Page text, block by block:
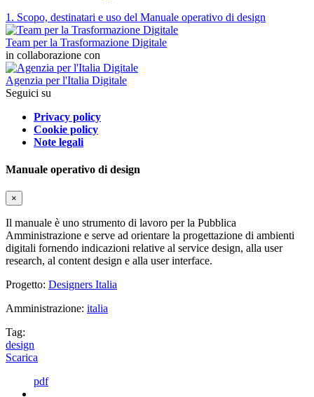
1. Scopo, destinatari e uso del Manuale operativo di design
Team per la Trasformazione Digitale
in collaborazione con
Agenzia per l'Italia Digitale
Seguici su
Privacy policy
Cookie policy
Note legali
Manuale operativo di design
×
Il manuale è uno strumento di lavoro per la Pubblica
Amministrazione e serve ad orientare la progettazione di ambienti
digitali fornendo indicazioni relative al service design, alla user
research, al content design e alla user interface.
Progetto: Designers Italia
Amministrazione: italia
Tag:
design
Scarica
pdf